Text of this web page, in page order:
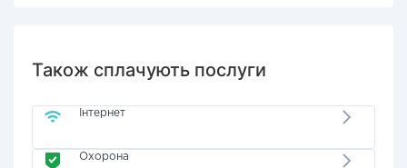
Також сплачують послуги
Інтернет
Охорона